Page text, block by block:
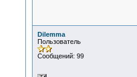
Dilemma
Пользователь
Сообщений: 99